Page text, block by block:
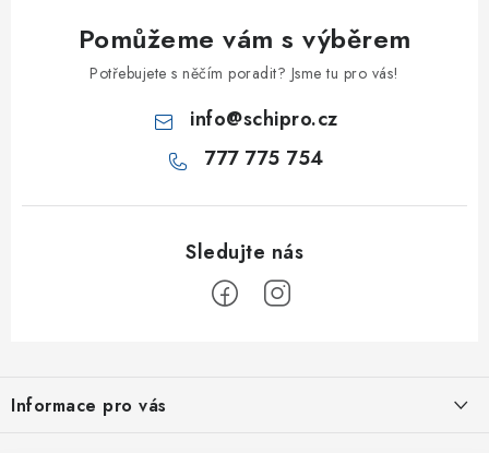
Pomůžeme vám s výběrem
Potřebujete s něčím poradit? Jsme tu pro vás!
info@schipro.cz
777 775 754
pInformace pro vás